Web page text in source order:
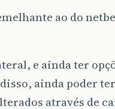
ao do
e ainda ter
ainda poder
através de